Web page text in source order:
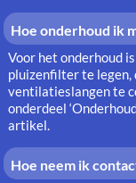
Hoe onderhoud ik
Voor het onderhoud
pluizenfilter te legen,
ventilatieslangen te
onderdeel
artikel.
Hoe neem ik